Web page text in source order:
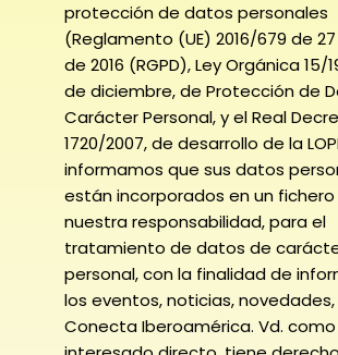
protección de datos personales
(Reglamento (UE) 2016/679 de
de 2016 (RGPD), Ley Orgánica 15/
de diciembre, de Protección de
Carácter Personal, y el Real
1720/2007, de desarrollo de la
informamos que sus datos
están incorporados en un
nuestra responsabilidad, para el
tratamiento de datos de
personal, con la finalidad de
los eventos, noticias,
Conecta Iberoamérica. Vd. como